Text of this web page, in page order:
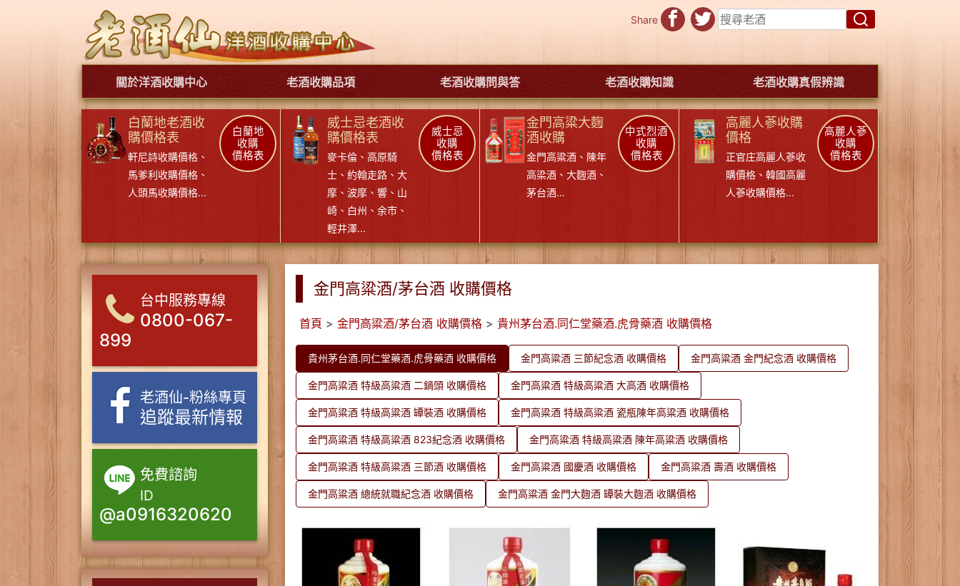
Share
關於洋酒收購中心 老酒收購品項 老酒收購問與答 老酒收購知識 老酒收購真假辨識
白蘭地老酒收
購價格表
軒尼詩收購價格 、
馬爹利收購價格 、
人頭馬收購價格...
白蘭地
收購
價格表
威士忌老酒收
購價格表
麥卡倫 、 高原騎
士 、 約翰走路 、 大
摩 、 波摩 、 響 、 山
崎 、 白州 、 余市 、
輕井澤...
威士忌
收購
價格表
金門高粱大麴
酒收購
金門高粱酒 、 陳年
高梁酒 、 大麴酒 、
茅台酒...
中式烈酒
收購
價格表
高麗人蔘收購
價格
正官庄高麗人蔘收
購價格 、 韓國高麗
人蔘收購價格...
高麗人蔘
收購
價格表
金門高粱酒/茅台酒 收購價格
首頁 > 金門高粱酒/茅台酒 收購價格 > 貴州茅台酒.同仁堂藥酒.虎骨藥酒 收購價格
貴州茅台酒.同仁堂藥酒.虎骨藥酒 收購價格 金門高粱酒 三節紀念酒 收購價格 金門高粱酒 金門紀念酒 收購價格
金門高粱酒 特級高粱酒 二鍋頭 收購價格 金門高粱酒 特級高粱酒 大高酒 收購價格
金門高粱酒 特級高粱酒 罈裝酒 收購價格 金門高粱酒 特級高粱酒 瓷瓶陳年高粱酒 收購價格
金門高粱酒 特級高粱酒 823紀念酒 收購價格 金門高粱酒 特級高粱酒 陳年高粱酒 收購價格
金門高粱酒 特級高粱酒 三節酒 收購價格 金門高粱酒 國慶酒 收購價格 金門高粱酒 壽酒 收購價格
金門高粱酒 總統就職紀念酒 收購價格 金門高粱酒 金門大麴酒 罈裝大麴酒 收購價格
台中服務專線
0800-067-
899
老酒仙-粉絲專頁
追蹤最新情報
免費諮詢
ID
@a0916320620